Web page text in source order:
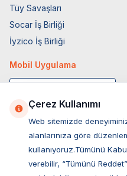
Tüy Savaşları
Socar İş Birliği
İyzico İş Birliği
Mobil Uygulama
Çerez Kullanımı
Web sitemizde
alanlarınıza göre
kullanıyoruz.Tümünü
verebilir, “Tümünü